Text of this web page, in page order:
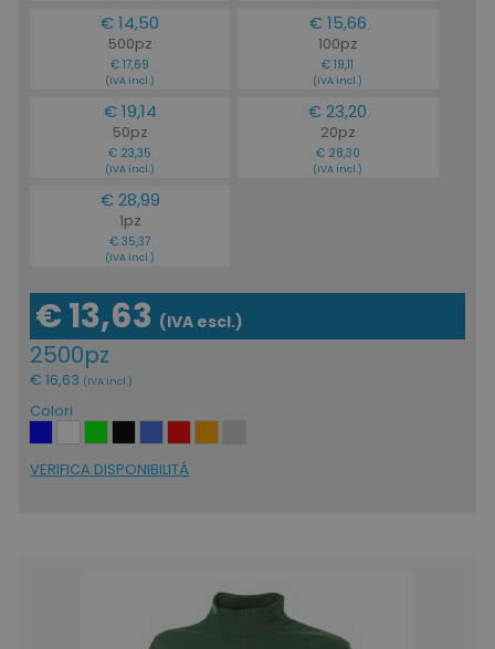
€ 14,50
500pz
€ 17,69
(IVA incl.)
€ 15,66
100pz
€ 19,11
(IVA incl.)
€ 19,14
50pz
€ 23,35
(IVA incl.)
€ 23,20
20pz
€ 28,30
(IVA incl.)
€ 28,99
1pz
€ 35,37
(IVA incl.)
€ 13,63 (IVA escl.)
2500pz
€ 16,63 (IVA incl.)
Colori
VERIFICA DISPONIBILITÁ